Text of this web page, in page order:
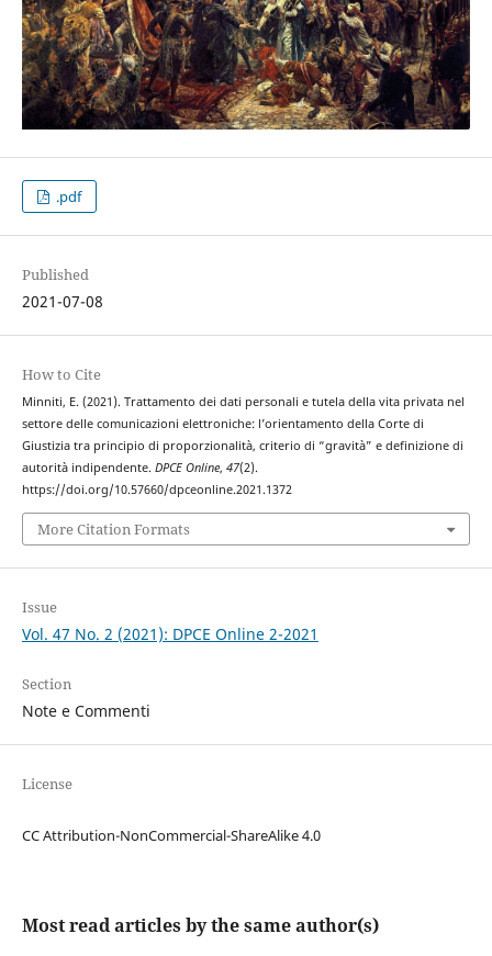
.pdf
Published
2021-07-08
How to Cite
Minniti, E. (2021). Trattamento dei dati personali e tutela della vita privata nel
settore delle comunicazioni elettroniche: l’orientamento della Corte di
Giustizia tra principio di proporzionalità, criterio di “gravità” e definizione di
autorità indipendente. DPCE Online, 47(2).
https://doi.org/10.57660/dpceonline.2021.1372
More Citation Formats
Issue
Vol. 47 No. 2 (2021): DPCE Online 2-2021
Section
Note e Commenti
License
CC Attribution-NonCommercial-ShareAlike 4.0
Most read articles by the same author(s)